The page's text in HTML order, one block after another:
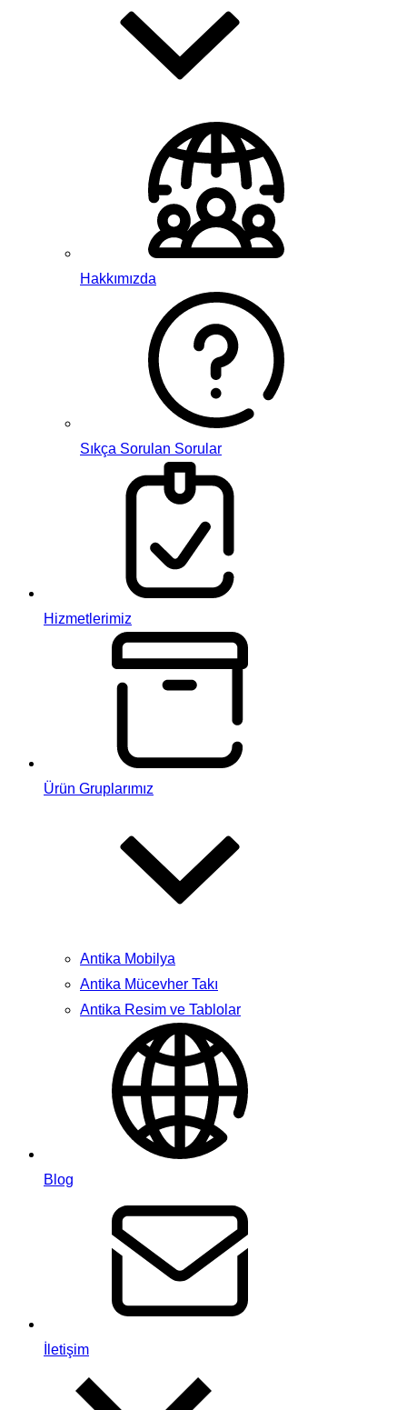
Hakkımızda
Sıkça Sorulan Sorular
Hizmetlerimiz
Ürün Gruplarımız
Antika Mobilya
Antika Mücevher Takı
Antika Resim ve Tablolar
Blog
İletişim